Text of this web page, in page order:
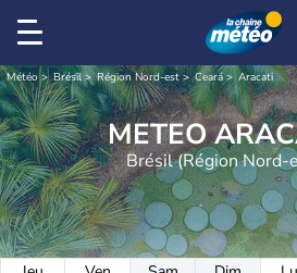
Météo Brésil Région Nord-est Ceará Aracati
METEO
Brésil (Région Nord-